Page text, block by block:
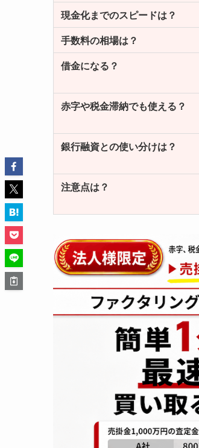
現金化までのスピードは？
手数料の相場は？
借金になる？
赤字や税金滞納でも使える？
銀行融資との使い分けは？
注意点は？